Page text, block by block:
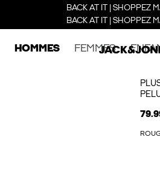
BACK AT IT | SHOPPEZ
BACK AT IT | SHOPPEZ
HOMMES FEMMES